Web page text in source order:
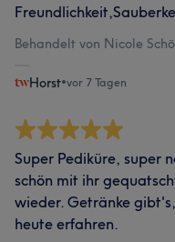
Behandelt von Nicole
Horst•vor 7 Tagen
Super Pediküre, super
schön mit ihr
wieder. Getränke
heute erfahren.